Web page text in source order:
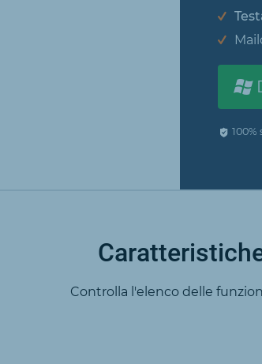
Controlla l'elenco delle